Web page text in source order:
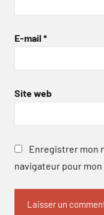
E-mail *
Site web
Enregistrer mon
navigateur pour